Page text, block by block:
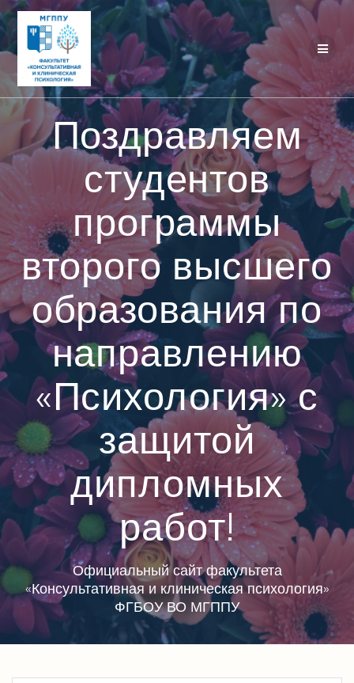
Перейти
к
контенту
Поздравляем
студентов
программы
второго высшего
образования по
направлению
«Психология» с
защитой
дипломных
работ!
Официальный сайт факультета
«Консультативная и клиническая психология»
ФГБОУ ВО МГППУ